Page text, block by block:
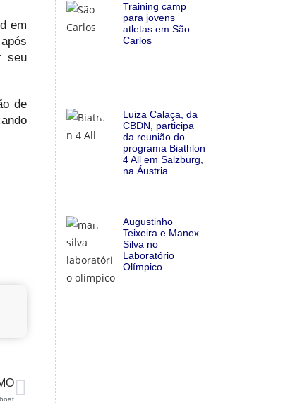
em
seu
de
Training camp
para jovens
atletas em São
Carlos
Luiza Calaça, da
CBDN, participa
da reunião do
programa Biathlon
4 All em Salzburg,
na Áustria
Augustinho
Teixeira e Manex
Silva no
Laboratório
Olímpico